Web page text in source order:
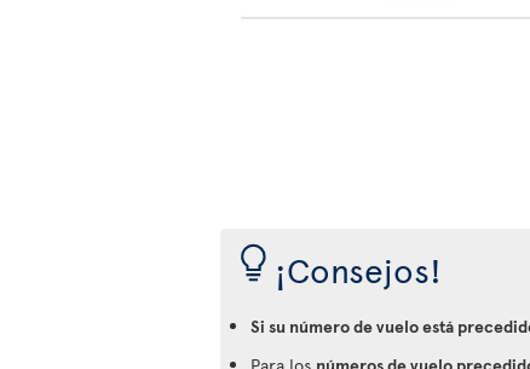
¡Consejos!
Si su número de vuelo está